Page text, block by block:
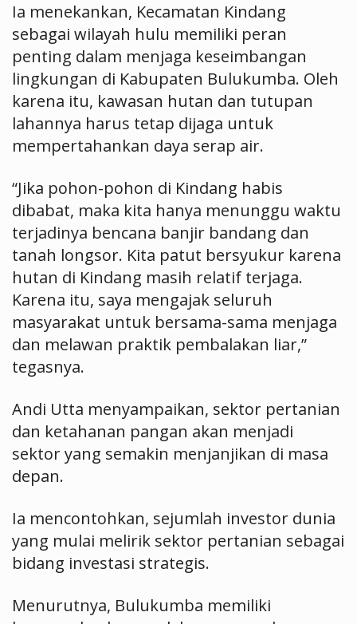
Ia menekankan, Kecamatan Kindang
sebagai wilayah hulu memiliki peran
penting dalam menjaga keseimbangan
lingkungan di Kabupaten Bulukumba. Oleh
karena itu, kawasan hutan dan tutupan
lahannya harus tetap dijaga untuk
mempertahankan daya serap air.
“Jika pohon-pohon di Kindang habis
dibabat, maka kita hanya menunggu waktu
terjadinya bencana banjir bandang dan
tanah longsor. Kita patut bersyukur karena
hutan di Kindang masih relatif terjaga.
Karena itu, saya mengajak seluruh
masyarakat untuk bersama-sama menjaga
dan melawan praktik pembalakan liar,”
tegasnya.
Andi Utta menyampaikan, sektor pertanian
dan ketahanan pangan akan menjadi
sektor yang semakin menjanjikan di masa
depan.
Ia mencontohkan, sejumlah investor dunia
yang mulai melirik sektor pertanian sebagai
bidang investasi strategis.
Menurutnya, Bulukumba memiliki